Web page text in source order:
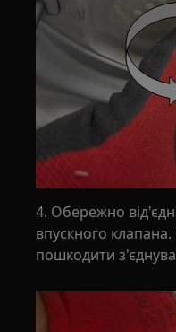
4. Обережно
впускного
пошкодити